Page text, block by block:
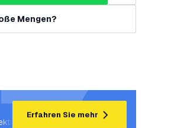
Mengen?
und Lichtpläne
Erfahren Sie mehr